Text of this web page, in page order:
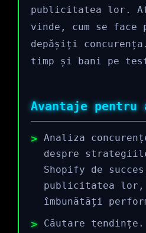
publicitatea lor.
vinde, cum se
depășiți
timp și bani pe
Avantaje
Analiza
despre
Shopify de
publicitatea lor,
îmbunătăți
Căutare